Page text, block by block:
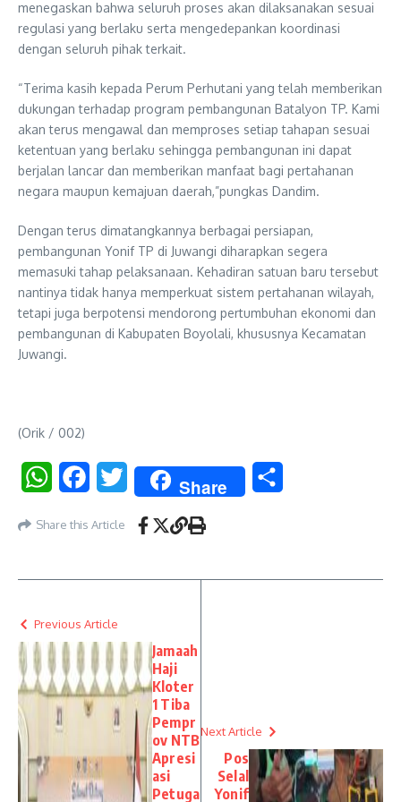
menegaskan bahwa seluruh proses akan dilaksanakan sesuai
regulasi yang berlaku serta mengedepankan koordinasi
dengan seluruh pihak terkait.
“Terima kasih kepada Perum Perhutani yang telah memberikan
dukungan terhadap program pembangunan Batalyon TP. Kami
akan terus mengawal dan memproses setiap tahapan sesuai
ketentuan yang berlaku sehingga pembangunan ini dapat
berjalan lancar dan memberikan manfaat bagi pertahanan
negara maupun kemajuan daerah,”pungkas Dandim.
Dengan terus dimatangkannya berbagai persiapan,
pembangunan Yonif TP di Juwangi diharapkan segera
memasuki tahap pelaksanaan. Kehadiran satuan baru tersebut
nantinya tidak hanya memperkuat sistem pertahanan wilayah,
tetapi juga berpotensi mendorong pertumbuhan ekonomi dan
pembangunan di Kabupaten Boyolali, khususnya Kecamatan
Juwangi.
(Orik / 002)
WhatsAppFacebookTwitter Share
Share this Article
Previous Article
Jamaah
Haji
Kloter
1 Tiba
Pempr
ov NTB
Apresi
asi
Petuga
Next Article
Pos
Selal
Yonif